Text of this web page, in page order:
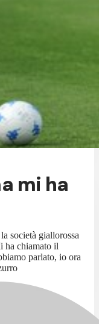
mi ha
società giallorossa
ha chiamato il
parlato, io ora